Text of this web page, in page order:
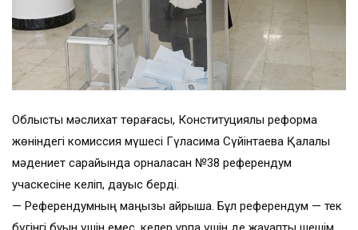
Облыстық мәслихат төрағасы, Конституциялық реформа
жөніндегі комиссия мүшесі Гүлқасима Сүйінтаева Қалалық
мәдениет сарайында орналасқан №38 референдум
учаскесіне келіп, дауыс берді.
— Референдумның маңызы айрықша. Бұл референдум — тек